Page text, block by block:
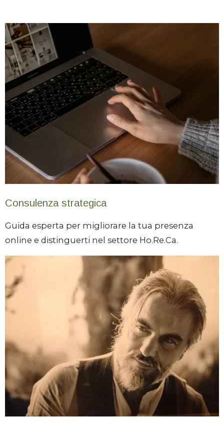
Consulenza strategica
Guida esperta per migliorare la tua presenza
online e distinguerti nel settore Ho.Re.Ca.